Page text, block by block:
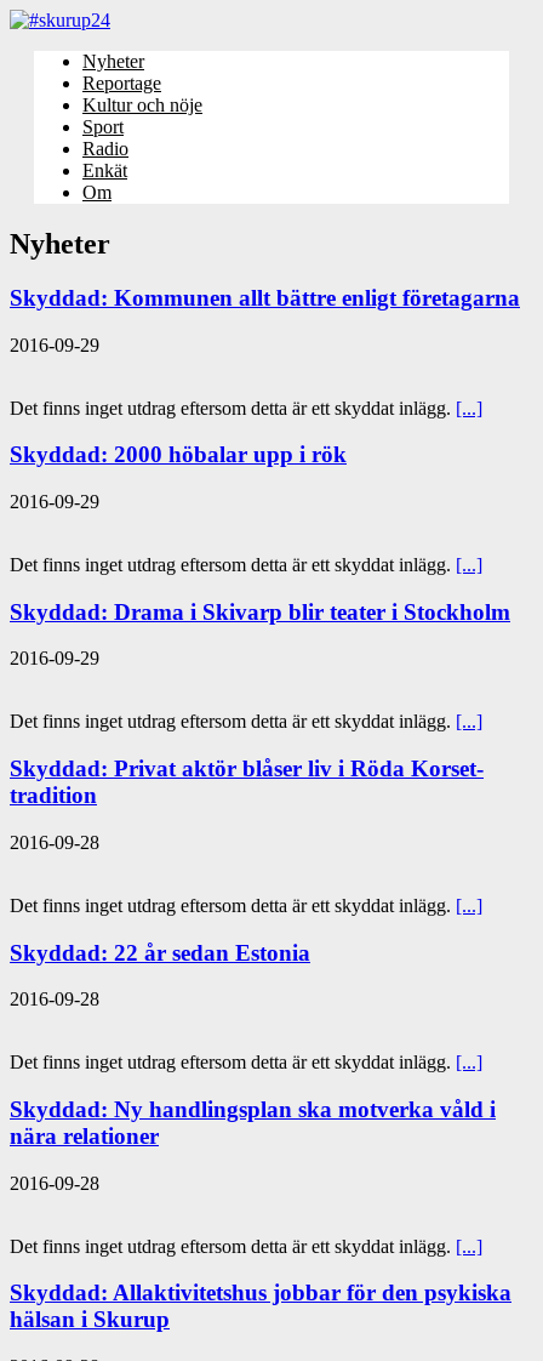
Nyheter
Reportage
Kultur och nöje
Sport
Radio
Enkät
Om
Nyheter
Skyddad: Kommunen allt bättre enligt företagarna
2016-09-29
Det finns inget utdrag eftersom detta är ett skyddat inlägg. [...]
Skyddad: 2000 höbalar upp i rök
2016-09-29
Det finns inget utdrag eftersom detta är ett skyddat inlägg. [...]
Skyddad: Drama i Skivarp blir teater i Stockholm
2016-09-29
Det finns inget utdrag eftersom detta är ett skyddat inlägg. [...]
Skyddad: Privat aktör blåser liv i Röda Korset-
tradition
2016-09-28
Det finns inget utdrag eftersom detta är ett skyddat inlägg. [...]
Skyddad: 22 år sedan Estonia
2016-09-28
Det finns inget utdrag eftersom detta är ett skyddat inlägg. [...]
Skyddad: Ny handlingsplan ska motverka våld i
nära relationer
2016-09-28
Det finns inget utdrag eftersom detta är ett skyddat inlägg. [...]
Skyddad: Allaktivitetshus jobbar för den psykiska
hälsan i Skurup